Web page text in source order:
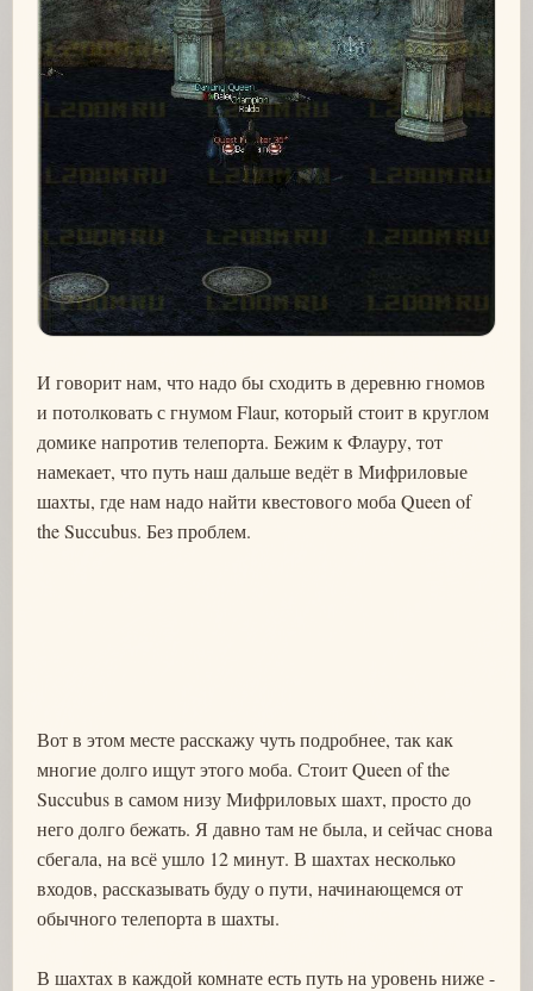
И говорит нам, что надо бы сходить в деревню гномов
и потолковать с гнумом Flaur, который стоит в круглом
домике напротив телепорта. Бежим к Флауру, тот
намекает, что путь наш дальше ведёт в Мифриловые
шахты, где нам надо найти квестового моба Queen of
the Succubus. Без проблем.
Вот в этом месте расскажу чуть подробнее, так как
многие долго ищут этого моба. Стоит Queen of the
Succubus в самом низу Мифриловых шахт, просто до
него долго бежать. Я давно там не была, и сейчас снова
сбегала, на всё ушло 12 минут. В шахтах несколько
входов, рассказывать буду о пути, начинающемся от
обычного телепорта в шахты.
В шахтах в каждой комнате есть путь на уровень ниже -